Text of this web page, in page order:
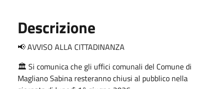
Descrizione
📢 AVVISO ALLA CITTADINANZA
🏛️ Si comunica che gli uffici comunali del Comune di
Magliano Sabina resteranno chiusi al pubblico nella